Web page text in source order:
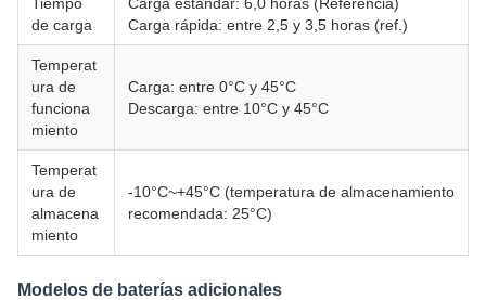
de carga
Carga rápida: entre 2,5 y 3,5 horas (ref.)
Temperat
ura de
funciona
miento
Carga: entre 0°C y 45°C
Descarga: entre 10°C y 45°C
Temperat
ura de
almacena
miento
-10°C~+45°C (temperatura de almacenamiento
recomendada: 25°C)
Modelos de baterías adicionales